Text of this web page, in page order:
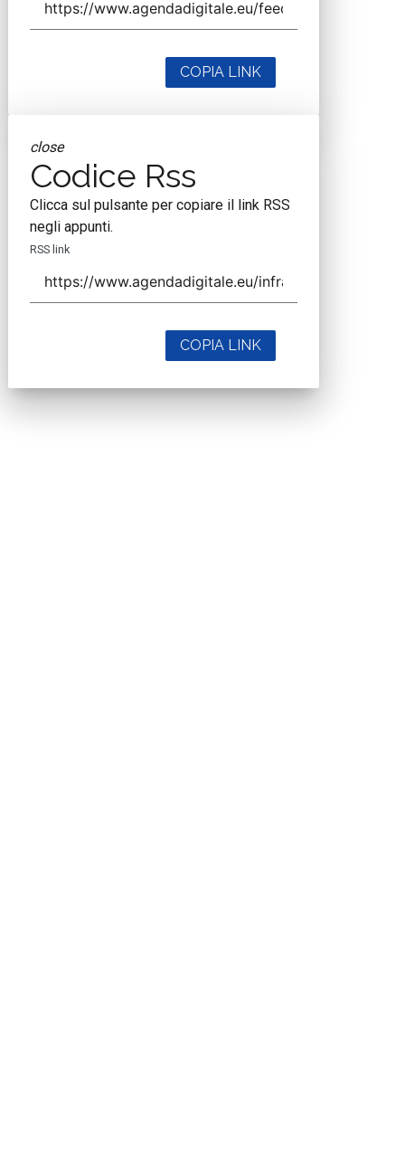
COPIA LINK
close
Codice Rss
Clicca sul pulsante per copiare il link RSS
negli appunti.
RSS link
COPIA LINK